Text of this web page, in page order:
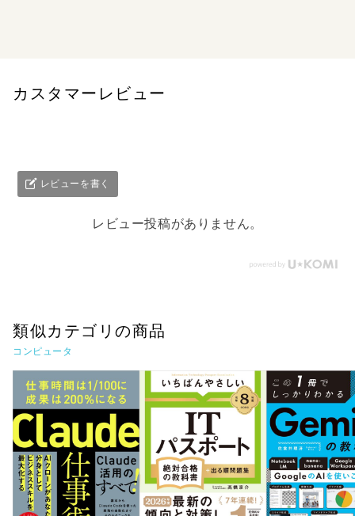
カスタマーレビュー
レビューを書く
レビュー投稿がありません。
類似カテゴリの商品
コンピュータ